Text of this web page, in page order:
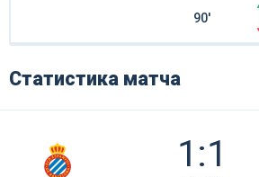
90'
Статистика матча
1:1